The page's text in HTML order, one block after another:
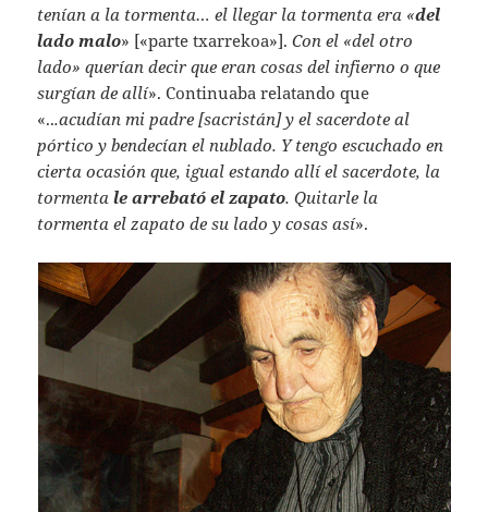
tenían a la tormenta… el llegar la tormenta era «del
lado malo» [«parte txarrekoa»].Con el «del otro
lado» querían decir que eran cosas del infierno o que
surgían de allí». Continuaba relatando que
«...acudían mi padre [sacristán] y el sacerdote al
pórtico y bendecían el nublado. Y tengo escuchado en
cierta ocasión que, igual estando allí el sacerdote, la
tormentale arrebató el zapato. Quitarle la
tormenta el zapato de su lado y cosas así».